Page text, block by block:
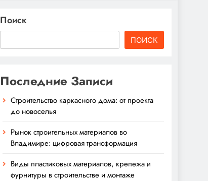
Поиск
ПОИСК
Последние Записи
Строительство каркасного дома: от проекта
до новоселья
Рынок строительных материалов во
Владимире: цифровая трансформация
Виды пластиковых материалов, крепежа и
фурнитуры в строительстве и монтаже